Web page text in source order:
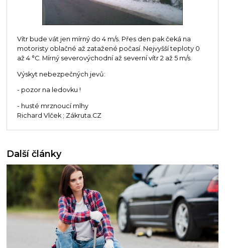
Vítr bude vát jen mírný do 4 m/s. Přes den pak čeká na
motoristy oblačné až zatažené počasí. Nejvyšší teploty 0
až 4 °C. Mírný severovýchodní až severní vítr 2 až 5 m/s.
Výskyt nebezpečných jevů:
- pozor na ledovku !
- husté mrznoucí mlhy
Richard Vlček ; Zákruta.CZ
Další články